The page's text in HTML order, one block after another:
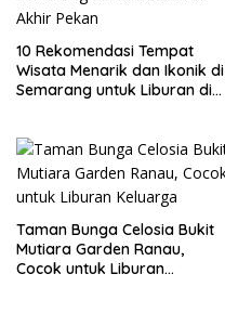
10 Rekomendasi Tempat
Wisata Menarik dan Ikonik di
Semarang untuk Liburan di
Taman Bunga Celosia Bukit
Mutiara Garden Ranau,
Cocok untuk Liburan